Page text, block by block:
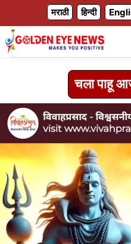
मराठी हिन्दी
चला पाहू